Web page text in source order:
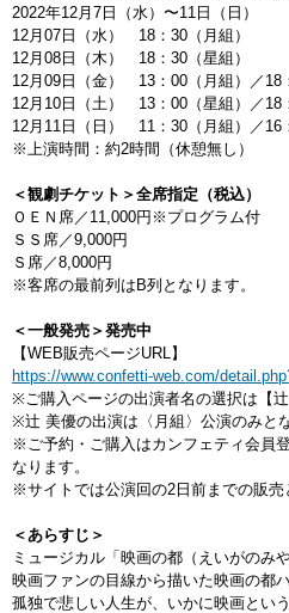
2022年12月7日（水）〜11日（日）
12月07日（水） 18：30（月組）
12月08日（木） 18：30（星組）
12月09日（金） 13：00（月組）／18
12月10日（土） 13：00（星組）／18
12月11日（日） 11：30（月組）／16
※上演時間：約2時間（休憩無し）
＜観劇チケット＞全席指定（税込）
ＯＥＮ席／11,000円※プログラム付
ＳＳ席／9,000円
Ｓ席／8,000円
※客席の最前列はB列となります。
＜一般発売＞発売中
【WEB販売ページURL】
https://www.confetti-web.com/
※ご購入ページの出演者名の選択は【
※辻 美優の出演は〈月組〉公演のみと
※ご予約・ご購入はカンフェティ会員
なります。
※サイトでは公演回の2日前までの販売
＜あらすじ＞
ミュージカル「映画の都（えいがのみ
映画ファンの目線から描いた映画の都
孤独で悲しい人生が、いかに映画とい